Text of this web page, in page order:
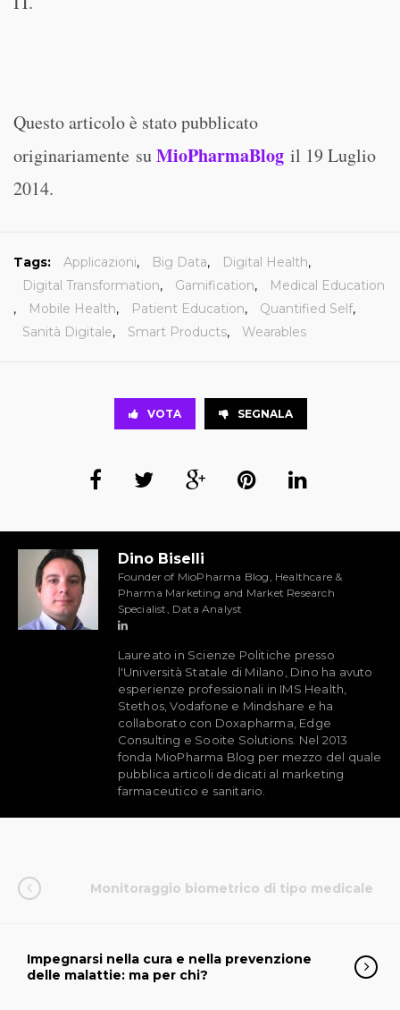
Questo articolo è stato pubblicato
originariamente suMioPharmaBlog il 19 Luglio
2014.
Tags: Applicazioni, Big Data, Digital Health,
Digital Transformation, Gamification,
Medical Education
,
Mobile Health, Patient Education, Quantified Self,
Sanità Digitale, Smart Products, Wearables
VOTA SEGNALA
Dino Biselli
Founder of MioPharma Blog, Healthcare &
Pharma Marketing and Market Research
Specialist, Data Analyst
Laureato in Scienze Politiche presso
l'Università Statale di Milano, Dino ha avuto
esperienze professionali in IMS Health,
Stethos, Vodafone e Mindshare e ha
collaborato con Doxapharma, Edge
Consulting e Sooite Solutions. Nel 2013
fonda MioPharma Blog per mezzo del quale
pubblica articoli dedicati al marketing
farmaceutico e sanitario.
Monitoraggio biometrico di tipo medicale
Impegnarsi nella cura e nella prevenzione
delle malattie: ma per chi?